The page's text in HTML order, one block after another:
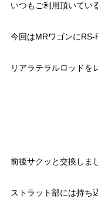
いつもご利用頂いてい
今回はMRワゴンにRS-
リアラテラルロッドを
前後サクッと交換しま
ストラット部には持ち